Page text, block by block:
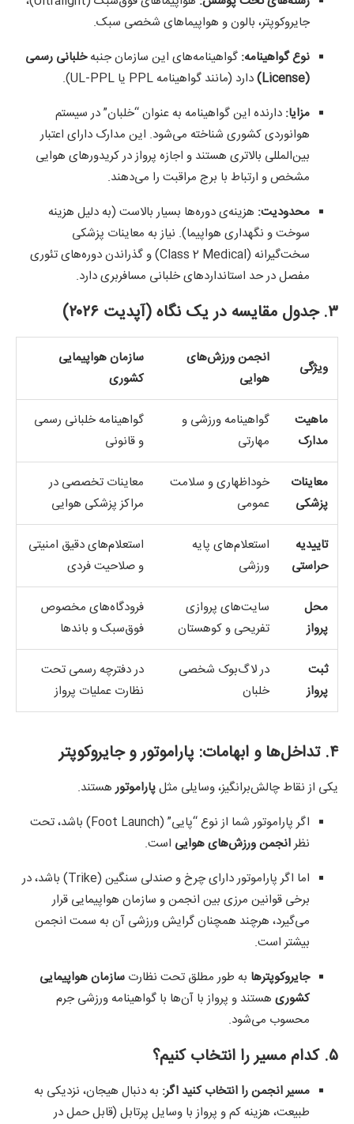
جایروکوپتر، بالون و هواپیماهای شخصی سبک.
نوع گواهینامه: گواهینامه‌های این سازمان جنبهخلبانی رسمی
(License)
دارد (مانند گواهینامه PPL یا UL-PPL).
مزایا: دارنده این گواهینامه به عنوان “خلبان” در سیستم
هوانوردی کشوری شناخته می‌شود. این مدارک دارای اعتبار
بین‌المللی بالاتری هستند و اجازه پرواز در کریدورهای هوایی
مشخص و ارتباط با برج مراقبت را می‌دهند.
محدودیت: هزینه‌ی دوره‌ها بسیار بالاست (به دلیل هزینه
سوخت و نگهداری هواپیما). نیاز به معاینات پزشکی
سخت‌گیرانه (Class 2 Medical) و گذراندن دوره‌های تئوری
مفصل در حد استانداردهای خلبانی مسافربری دارد.
۳. جدول مقایسه در یک نگاه (آپدیت ۲۰۲۶)
ویژگی
انجمن ورزش‌های
هوایی
سازمان هواپیمایی
کشوری
ماهیت
مدارک
گواهینامه ورزشی و
مهارتی
گواهینامه خلبانی رسمی
و قانونی
معاینات
پزشکی
خوداظهاری و سلامت
عمومی
معاینات تخصصی در
مراکز پزشکی هوایی
تاییدیه
حراستی
استعلام‌های پایه
ورزشی
استعلام‌های دقیق امنیتی
و صلاحیت فردی
محل
پرواز
سایت‌های پروازی
تفریحی و کوهستان
فرودگاه‌های مخصوص
فوق‌سبک و باندها
ثبت
پرواز
در لاگ‌بوک شخصی
خلبان
در دفترچه رسمی تحت
نظارت عملیات پرواز
۴. تداخل‌ها و ابهامات: پاراموتور و جایروکوپتر
یکی از نقاط چالش‌برانگیز، وسایلی مثلپاراموتورهستند.
اگر پاراموتور شما از نوع “پایی” (Foot Launch) باشد، تحت
نظرانجمن ورزش‌های هوایی است.
اما اگر پاراموتور دارای چرخ و صندلی سنگین (Trike) باشد، در
برخی قوانین مرزی بین انجمن و سازمان هواپیمایی قرار
می‌گیرد، هرچند همچنان گرایش ورزشی آن به سمت انجمن
بیشتر است.
جایروکوپترها به طور مطلق تحت نظارت سازمان هواپیمایی
کشوری هستند و پرواز با آن‌ها با گواهینامه ورزشی جرم
محسوب می‌شود.
۵. کدام مسیر را انتخاب کنیم؟
مسیر انجمن را انتخاب کنید اگر: به دنبال هیجان، نزدیکی به
طبیعت، هزینه کم و پرواز با وسایل پرتابل (قابل حمل در